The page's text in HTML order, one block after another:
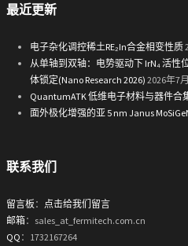
最近更新
电子杂化调控稀土RE₂In合金相变性质
从单轴到双轴：电势驱动下 IrN₄ 活性
体锁定(Nano Research 2026) 2026年7
QuantumATK 低维电子材料与器件合
面外极化增强的亚 5 nm Janus
联系我们
留言板 ： 点击给我们留言
邮箱：sales_at_fermitech.com.cn
QQ ：1732167264